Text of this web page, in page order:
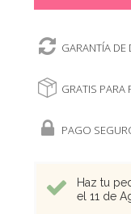
GARANTÍA
GRATIS PARA
PAGO
Haz tu
el 11 de